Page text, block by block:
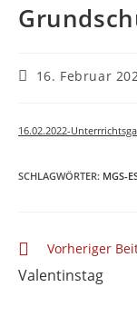
Beitrag
16. Februar
16.02.2022-
SCHLAGWÖRTER: MGS-
Weitere
ansehen
Vorheriger
Valentinstag